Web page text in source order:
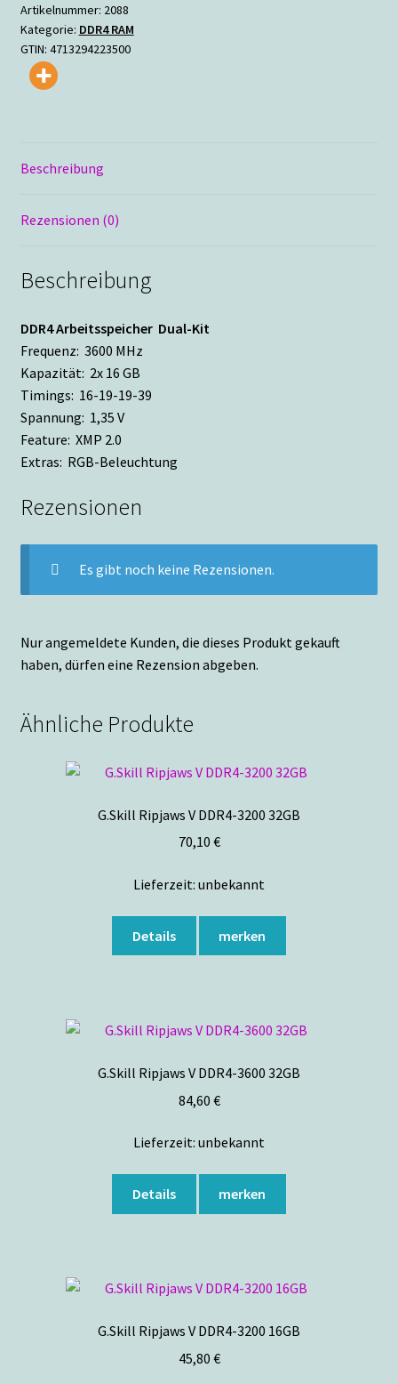
Artikelnummer: 2088
Kategorie: DDR4 RAM
GTIN: 4713294223500
Beschreibung
Rezensionen (0)
Beschreibung
DDR4 Arbeitsspeicher Dual-Kit
Frequenz: 3600 MHz
Kapazität: 2x 16 GB
Timings: 16-19-19-39
Spannung: 1,35 V
Feature: XMP 2.0
Extras: RGB-Beleuchtung
Rezensionen
Es gibt noch keine Rezensionen.
Nur angemeldete Kunden, die dieses Produkt gekauft
haben, dürfen eine Rezension abgeben.
Ähnliche Produkte
G.Skill Ripjaws V DDR4-3200 32GB
70,10 €
Lieferzeit: unbekannt
Details merken
G.Skill Ripjaws V DDR4-3600 32GB
84,60 €
Lieferzeit: unbekannt
Details merken
G.Skill Ripjaws V DDR4-3200 16GB
45,80 €